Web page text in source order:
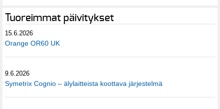
Tuoreimmat päivitykset
15.6.2026
Orange OR60 UK
9.6.2026
Symetrix Cognio – älylaitteista koottava järjestelmä